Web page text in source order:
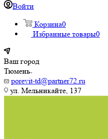
Войти
Корзина0
Избранные товары0
Ваш город
Тюмень
porevit-td@partner72.ru
ул. Мельникайте, 137